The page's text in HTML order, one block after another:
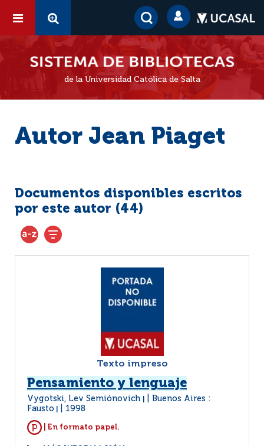
de la Universidad Católica de Salta
Autor Jean Piaget
Documentos disponibles escritos
por este autor (44)
Texto impreso
Pensamiento y lenguaje
Vygotski, Lev Semiónovich
Buenos Aires :
Fausto
1998
| En formato papel.